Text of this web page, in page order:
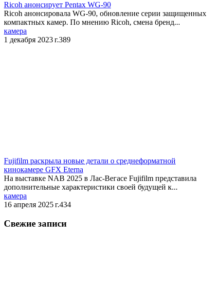
Ricoh анонсирует Pentax WG-90
Ricoh анонсировала WG-90, обновление серии защищенных
компактных камер. По мнению Ricoh, смена бренд...
камера
1 декабря 2023 г.389
​Fujifilm раскрыла новые детали о среднеформатной
кинокамере GFX Eterna
На выставке NAB 2025 в Лас-Вегасе Fujifilm представила
дополнительные характеристики своей будущей к...
камера
16 апреля 2025 г.434
Свежие записи